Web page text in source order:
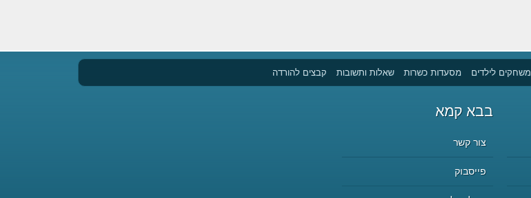
משחקים לילדים מסעדות כשרות שאלות ותשובות קבצים להורדה
בבא קמא
צור קשר
פייסבוק